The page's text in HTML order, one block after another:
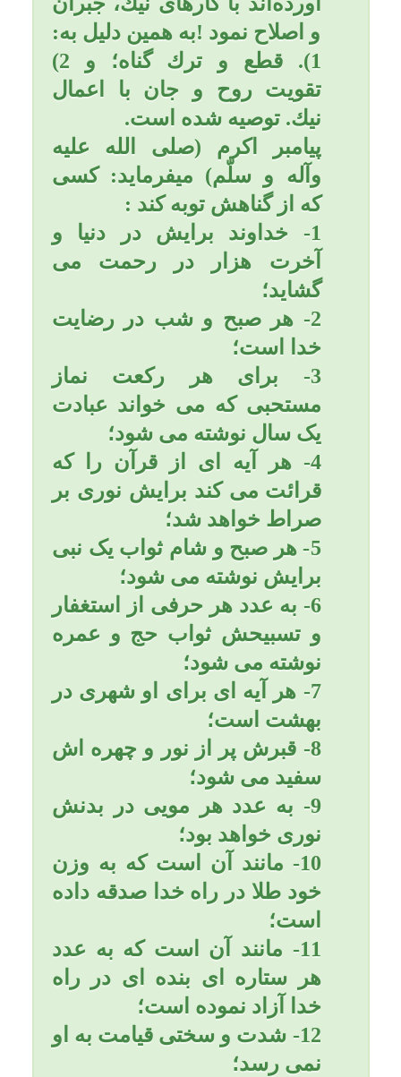
توبه از بین مغرب تا مشرق باز
است و کسی که توبه کند مانند
آن است که اصلا گناهی انجام
نداده است.
*****
عزیزم؛ برای رسیدن به خیر و
خوشبختی و موفقیّت در زندگی
و برکت و رزق و روزی فراوان
و سلامتی؛ چند توصیه به شما
دارم:
1- گناه نکنید.
گناه، دل را ويران مي‌كند، دلي
كه حرم و خانة خداست؛ گناه
آن را نابود و قواي معنوي را
تضعيف و ريشه‌هاي درخت
امام باقر (عليه السّلام)
مي‌فرمايند: هيچ بنده مؤمنی
نقطه سفيدي است. پس هر
گاه گناهي را مرتكب شود،
نقطه سياهي در قلبش نمودار
مي‌گردد و باعث تباهي دل
مي‌شود».
امام صادق (عليه السّلام) می
فرماید: همانا به درستي كه
انسان گناهي را كه مرتكب
مي‌شود با آن گناه رزق و روزي
از او دفع مي‌گردد».
رسول خدا (صلّي الله عليه و
آله و سلّم) می فرماید: هر گاه
بنده گناهي را مرتكب شود، به
خاطر آن گناه از نماز شب
محروم مي‌شود.
امام صادق (عليه السّلام)
مي‌فرمايند: «انّ ادني ما اصنع
بالعبد اذا آثر شهوته علي
طاعتي ان احرمه لذيذ
مناجاتي؛ هر بنده‌اي كه
خواهش نفس خود را بر طاعت
من اختيار نمود كمترين كاري
كه دربارة او انجام دهم اين
است كه او را از لذّت مناجاتم
محروم مي‌سازم.».
رسول خدا (صلّي الله عليه و
آله و سلّم) می فرماید: بدانيد و
هوشيار باشيد همانا در قيامت
بنده‌ را به خاطر يكي از
مي‌كنند در حالي كه او به
حوراني نگاه مي‌كند كه در
بهشت براي او آماده شده‌اند و
به نماز و نعمت مشغولند.
2- نمازها، «خصوصاً نماز صبح»
را حتماً اول وقت بخوانید.